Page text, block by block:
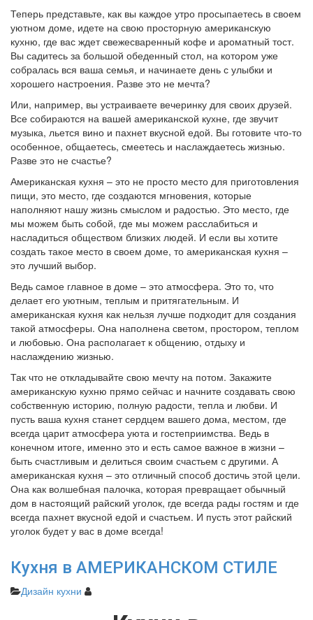
Теперь представьте, как вы каждое утро просыпаетесь в своем
уютном доме, идете на свою просторную американскую
кухню, где вас ждет свежесваренный кофе и ароматный тост.
Вы садитесь за большой обеденный стол, на котором уже
собралась вся ваша семья, и начинаете день с улыбки и
хорошего настроения. Разве это не мечта?
Или, например, вы устраиваете вечеринку для своих друзей.
Все собираются на вашей американской кухне, где звучит
музыка, льется вино и пахнет вкусной едой. Вы готовите что-то
особенное, общаетесь, смеетесь и наслаждаетесь жизнью.
Разве это не счастье?
Американская кухня – это не просто место для приготовления
пищи, это место, где создаются мгновения, которые
наполняют нашу жизнь смыслом и радостью. Это место, где
мы можем быть собой, где мы можем расслабиться и
насладиться обществом близких людей. И если вы хотите
создать такое место в своем доме, то американская кухня –
это лучший выбор.
Ведь самое главное в доме – это атмосфера. Это то, что
делает его уютным, теплым и притягательным. И
американская кухня как нельзя лучше подходит для создания
такой атмосферы. Она наполнена светом, простором, теплом
и любовью. Она располагает к общению, отдыху и
наслаждению жизнью.
Так что не откладывайте свою мечту на потом. Закажите
американскую кухню прямо сейчас и начните создавать свою
собственную историю, полную радости, тепла и любви. И
пусть ваша кухня станет сердцем вашего дома, местом, где
всегда царит атмосфера уюта и гостеприимства. Ведь в
конечном итоге, именно это и есть самое важное в жизни –
быть счастливым и делиться своим счастьем с другими. А
американская кухня – это отличный способ достичь этой цели.
Она как волшебная палочка, которая превращает обычный
дом в настоящий райский уголок, где всегда рады гостям и где
всегда пахнет вкусной едой и счастьем. И пусть этот райский
уголок будет у вас в доме всегда!
Кухня в АМЕРИКАНСКОМ СТИЛЕ
Дизайн кухни